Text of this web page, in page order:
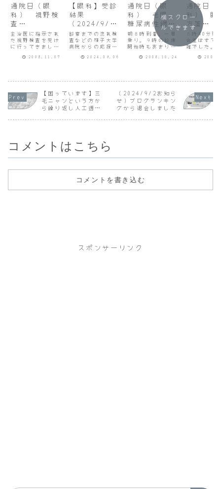
通院日（眼
科） 視野検
査
（2008/11/7
）
主治医に指示され
た視野検査を受け
に行ってきまし
ていたので時間ど
「はい。保険が利
いたので安くでき
ました。」担当
「保障価格ででき
2008.11.07
【眼科】受診
結果
（2024/9/6
）
診察までの流れ検
査などの様子大学
病院からの応援診
間は週１回金曜日
14:30～15:00、
実際の診察時間は
14:25～
16:15（１時間50
2024.09.06
通院日（眼
科） 老眼、
糖尿病性網膜
症
（2008/10/2
4）
朝８時到着。一番
乗り。９時の診療
開始時もあまり混
た。せっかく一番
らしく診察券を渡
すとすぐ診察室に
呼ばれました。予
約制ではないのに
2008.10.24
通院日（
科） 眼
方箋
（2008/
）
８時40分到
合室はすで
雑でした。
にいわれた
問診が始ま
た。眼鏡を
けなのにず
惑わされま
横スクロー
ルできます
【困っています】三
毛ニャンという方か
ら繰り返し人工透析
コメント、メールな
在）
（2024/9/2お知ら
せ）ブログランキン
グから退会しました
コメントはこちら
コメントを書き込む
スポンサーリンク